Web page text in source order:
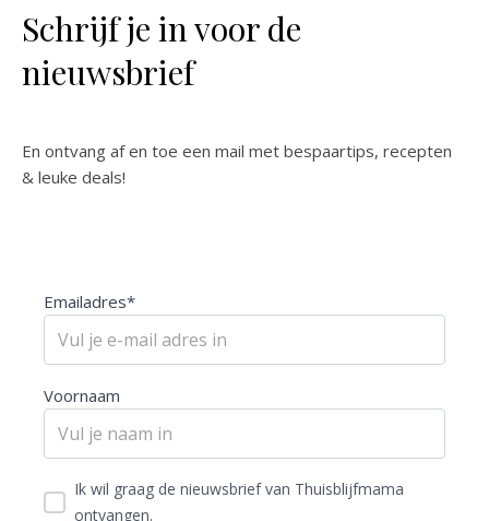
Schrijf je in voor de
nieuwsbrief
En ontvang af en toe een mail met bespaartips, recepten
& leuke deals!
Emailadres*
Voornaam
Ik wil graag de nieuwsbrief van Thuisblijfmama
ontvangen.